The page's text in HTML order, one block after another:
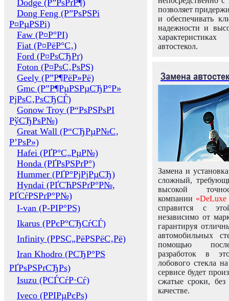
Dodge (Р”РѕРґР¶)
Dong Feng (Р”РѕРЅРі
Р¤РµРЅРі)
Faw (Р¤Р°РІ)
Fiat (Р¤РёР°С‚)
Ford (Р¤РѕСЂРґ)
Foton (Р¤РѕС‚РѕРЅ)
Geely (Р”Р¶РёР»Рё)
Gmc (Р”Р¶РµРЅРµСЂР°Р»
РјРѕС‚РѕСЂСЃ)
Gonow Troy (Р“РѕРЅРѕРІ
РўСЂРѕР№)
Great Wall (Р“СЂРµР№С‚
Р’РѕР»)
Hafei (РҐР°С„РµР№)
Honda (РҐРѕРЅРґР°)
Hummer (РҐР°РјРјРµСЂ)
Hyndai (РҐСЋРЅРґР°Р№,
РҐСѓРЅРґР°Р№)
I-van (Р-РІР°РЅ)
Ikarus (РРєР°СЂСѓСЃ)
Infinity (РРЅС„РёРЅРёС‚Рё)
Iran Khodro (РСЂР°РЅ
РҐРѕРЅРґСЂРѕ)
Isuzu (РСЃСѓР·Сѓ)
Iveco (РРІРµРєРѕ)
позволяет
и обеспечивать
надежности и
автостекол.
Замена
Замена и
сложный,
высокой
компании «DeLuxe
справится с
независимо от
гарантируя
автомобильных
помощью
разработок в
лобового стекла
сервисе будет
сжатые сроки,
качестве.